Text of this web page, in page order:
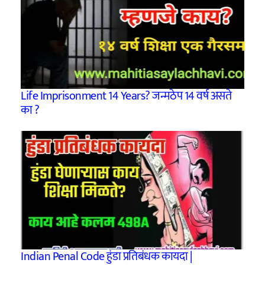
Life Imprisonment 14 Years? जन्मठेप 14 वर्ष असते
का ?
Indian Penal Code हुंडा प्रतिबंधक कायदा |